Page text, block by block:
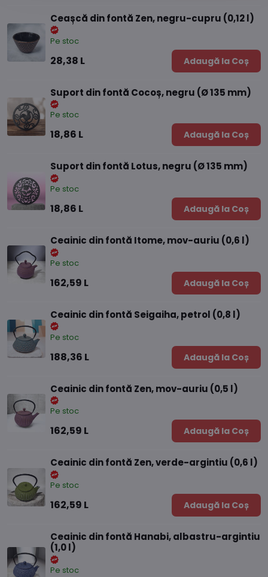
Ceașcă din fontă Zen, negru-cupru (0,12 l)
Pe stoc
28,38 L Adaugă la Coș
Suport din fontă Cocoș, negru (Ø 135 mm)
Pe stoc
18,86 L Adaugă la Coș
Suport din fontă Lotus, negru (Ø 135 mm)
Pe stoc
18,86 L Adaugă la Coș
Ceainic din fontă Itome, mov-auriu (0,6 l)
Pe stoc
162,59 L Adaugă la Coș
Ceainic din fontă Seigaiha, petrol (0,8 l)
Pe stoc
188,36 L Adaugă la Coș
Ceainic din fontă Zen, mov-auriu (0,5 l)
Pe stoc
162,59 L Adaugă la Coș
Ceainic din fontă Zen, verde-argintiu (0,6 l)
Pe stoc
162,59 L Adaugă la Coș
Ceainic din fontă Hanabi, albastru-argintiu
(1,0 l)
Pe stoc